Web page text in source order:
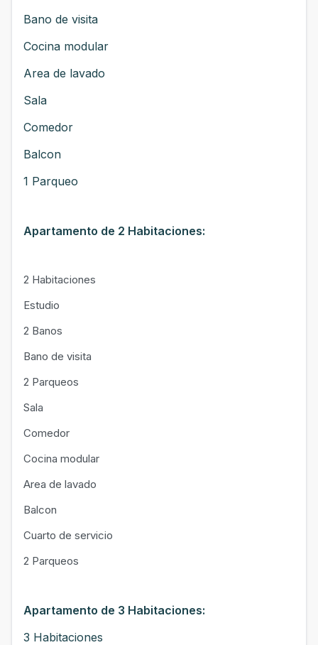
Bano de visita
Cocina modular
Area de lavado
Sala
Comedor
Balcon
1 Parqueo
Apartamento de 2 Habitaciones:
2 Habitaciones
Estudio
2 Banos
Bano de visita
2 Parqueos
Sala
Comedor
Cocina modular
Area de lavado
Balcon
Cuarto de servicio
2 Parqueos
Apartamento de 3 Habitaciones:
3 Habitaciones